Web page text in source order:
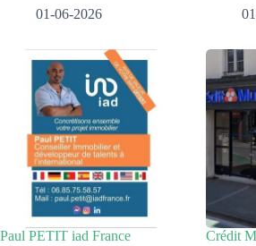
01-06-2026
Paul PETIT iad France
Crédit